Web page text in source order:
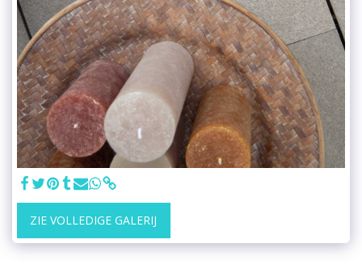
ZIE VOLLEDIGE GALERIJ